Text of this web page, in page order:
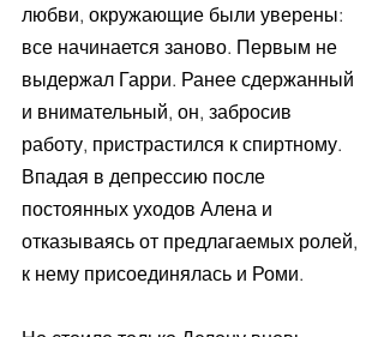
любви, окружающие были уверены:
все начинается заново. Первым не
выдержал Гарри. Ранее сдержанный
и внимательный, он, забросив
работу, пристрастился к спиртному.
Впадая в депрессию после
постоянных уходов Алена и
отказываясь от предлагаемых ролей,
к нему присоединялась и Роми.